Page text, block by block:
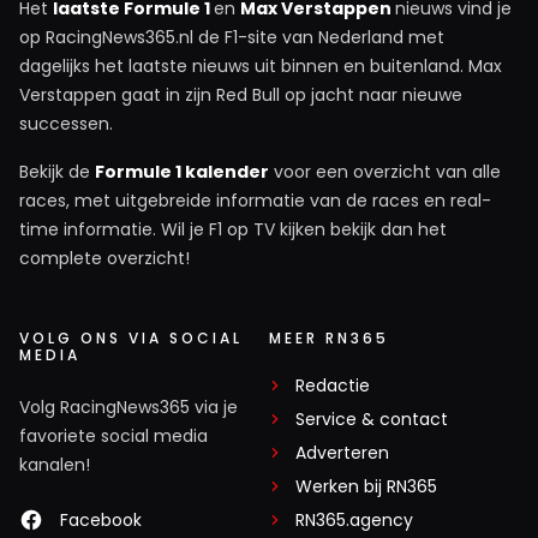
regenval (wat ook weer andere skills vereist dan in
een F1 auto) een snelle ronde neerzet.
Eigenlijk maar 1 ronde om aan de auto te
wennen, de 2e was z'n vliegende ronde
8 mei 07:30
Dat was GENIETEN!!!!!!!!!!!!
klaafierules
Jemig hoe ver reikt zijn talent wel, dit is toch niet
Het laatste Formule 1en Max Verstappen nieuws vind je
op RacingNews365.nl de F1-site van Nederland met
dagelijks het laatste nieuws uit binnen en buitenland. Max
Verstappen gaat in zijn Red Bull op jacht naar nieuwe
successen.
Bekijk de Formule 1 kalender voor een overzicht van alle
races, met uitgebreide informatie van de races en real-
time informatie. Wil je F1 op TV kijken bekijk dan het
complete overzicht!
VOLG ONS VIA SOCIAL
MEDIA
Volg RacingNews365 via je
favoriete social media
kanalen!
Facebook
MEER RN365
Redactie
Service & contact
Adverteren
Werken bij RN365
RN365.agency